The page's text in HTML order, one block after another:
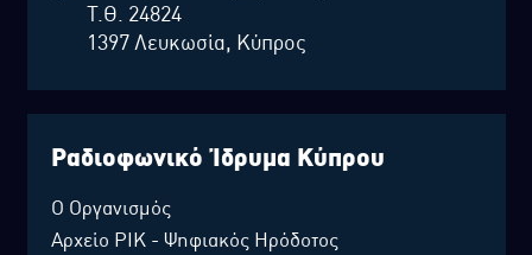
Τ.Θ. 24824
1397 Λευκωσία, Κύπρος
Ραδιοφωνικό Ίδρυμα Κύπρου
Ο Οργανισμός
Αρχείο ΡΙΚ - Ψηφιακός Ηρόδοτος